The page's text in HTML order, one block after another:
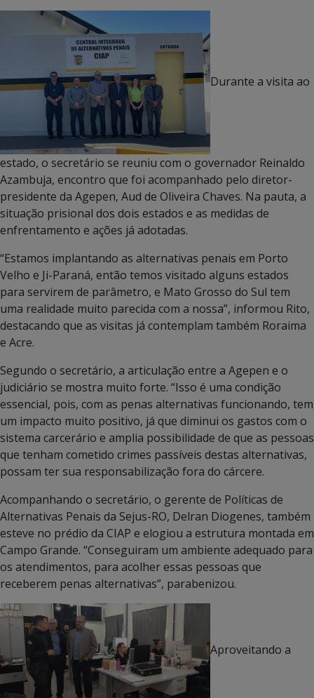
Durante a visita ao
estado, o secretário se reuniu com o governador Reinaldo
Azambuja, encontro que foi acompanhado pelo diretor-
presidente da Agepen, Aud de Oliveira Chaves. Na pauta, a
situação prisional dos dois estados e as medidas de
enfrentamento e ações já adotadas.
“Estamos implantando as alternativas penais em Porto
Velho e Ji-Paraná, então temos visitado alguns estados
para servirem de parâmetro, e Mato Grosso do Sul tem
uma realidade muito parecida com a nossa”, informou Rito,
destacando que as visitas já contemplam também Roraima
e Acre.
Segundo o secretário, a articulação entre a Agepen e o
judiciário se mostra muito forte. “Isso é uma condição
essencial, pois, com as penas alternativas funcionando, tem
um impacto muito positivo, já que diminui os gastos com o
sistema carcerário e amplia possibilidade de que as pessoas
que tenham cometido crimes passíveis destas alternativas,
possam ter sua responsabilização fora do cárcere.
Acompanhando o secretário, o gerente de Políticas de
Alternativas Penais da Sejus-RO, Delran Diogenes, também
esteve no prédio da CIAP e elogiou a estrutura montada em
Campo Grande. “Conseguiram um ambiente adequado para
os atendimentos, para acolher essas pessoas que
receberem penas alternativas”, parabenizou.
Aproveitando a